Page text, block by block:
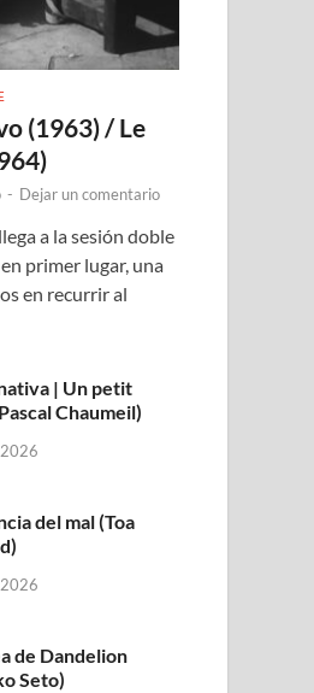
(1963) / Le
- Dejar un comentario
a la sesión doble
primer lugar, una
en recurrir al
| Un petit
Chaumeil)
del mal (Toa
de Dandelion
Seto)